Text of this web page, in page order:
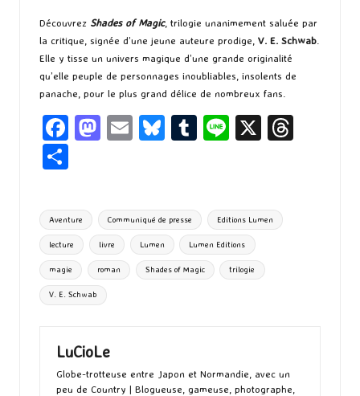
Découvrez Shades of Magic, trilogie unanimement saluée par
la critique, signée d’une jeune auteure prodige, V. E. Schwab
Elle y tisse un univers magique d’une grande originalité
qu’elle peuple de personnages inoubliables, insolents de
panache, pour le plus grand délice de nombreux fans.
Fa
o
o
k
M
d
o
n
E
l
Bl
ky
T
bl
r
Li X
ta
g
er
Tags:
Aventure Communiqué de presse Editions Lumen
lecture livre Lumen Lumen Editions
magie roman Shades of Magic trilogie
V. E. Schwab
LuCioLe
Globe-trotteuse entre Japon et Normandie, avec un
peu de Country | Blogueuse, gameuse, photographe,